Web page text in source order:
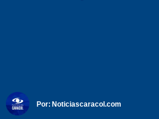
Por: Noticiascaracol.com